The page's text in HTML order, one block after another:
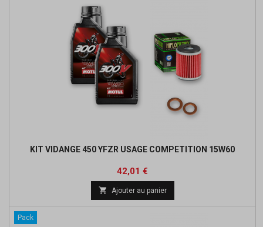
KIT VIDANGE 450 YFZR USAGE COMPETITION 15W60
Prix
42,01 €
base
 Ajouter au panier
Pack